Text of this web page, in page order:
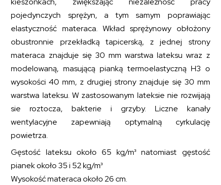
pojedynczych sprężyn, a tym samym poprawiając
elastyczność materaca. Wkład sprężynowy obłożony
obustronnie przekładką tapicerską, z jednej strony
materaca znajduje się 30 mm warstwa lateksu wraz z
modelowaną, masującą pianką termoelastyczną H3 o
wysokości 40 mm, z drugiej strony znajduje się 30 mm
warstwa lateksu. W zastosowanym lateksie nie rozwijają
sie roztocza, bakterie i grzyby. Liczne kanały
wentylacyjne zapewniają optymalną cyrkulację
powietrza.
Gęstość lateksu około 65 kg/m³ natomiast gęstość
pianek około 35 i 52 kg/m³
Wysokość materaca około 26 cm.